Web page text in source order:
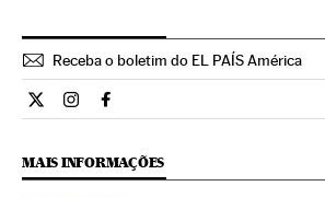
Receba o boletim do EL PAÍS América
Opiniao El País Brasil en Twitter
Opiniao El País Brasil en Instagram
Opiniao El País Brasil en
MAIS INFORMAÇÕES